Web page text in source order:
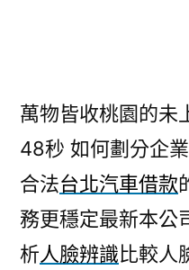
萬物皆收桃園的未
48秒 如何劃分企
合法台北汽車借款
務更穩定最新本公
析人臉辨識比較人